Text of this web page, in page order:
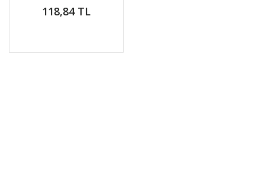
tomato
118,84 TL